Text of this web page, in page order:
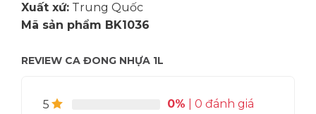
Xuất xứ:Trung Quốc
Mã sản phẩm BK1036
REVIEW CA ĐONG NHỰA 1L
5 0% | 0 đánh giá